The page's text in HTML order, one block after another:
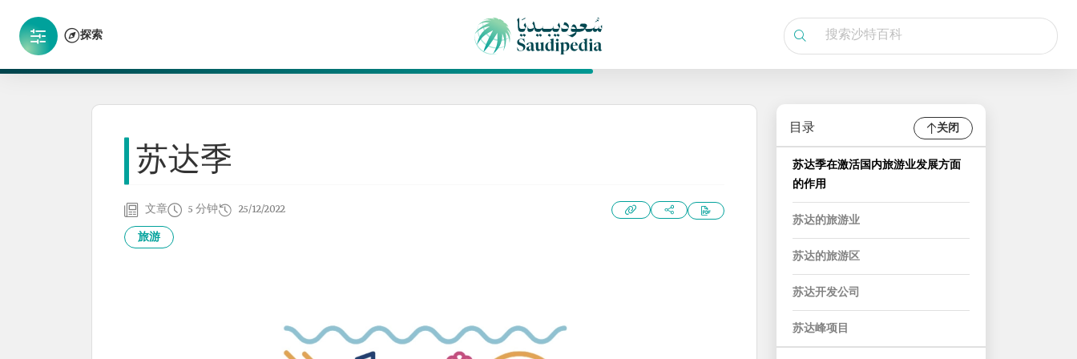
探索
苏达季
文章 5 分钟 25/12/2022
旅游
目录 关闭
苏达季在激活国内旅游业发展方面
的作用
苏达的旅游业
苏达的旅游区
苏达开发公司
苏达峰项目